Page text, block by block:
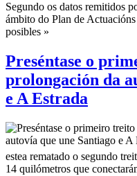
Segundo os datos remitidos
ámbito do Plan de
posibles »
Preséntase o
prolongación da
e A Estrada
estea rematado o segundo
14 quilómetros que